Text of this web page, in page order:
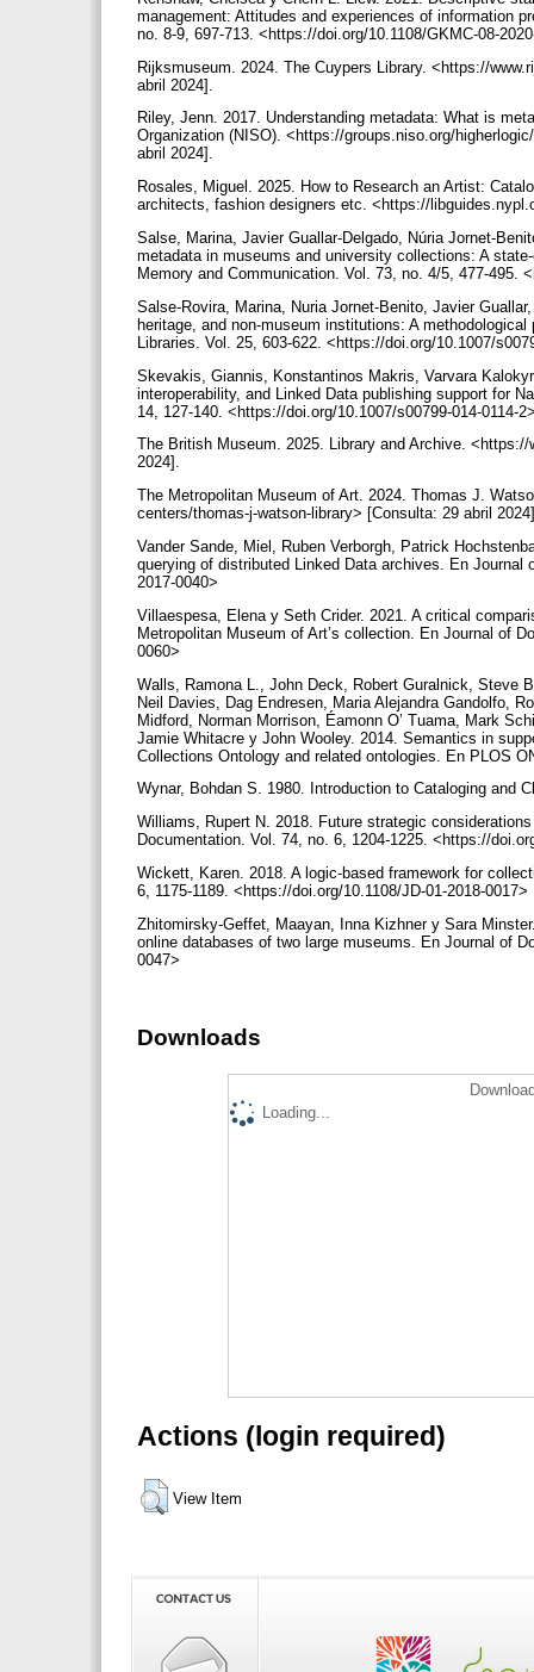
management: Attitudes and experiences of information
no. 8-9, 697-713. <https://doi.org/10.1108/GKMC-08-
Rijksmuseum. 2024. The Cuypers Library. <https://
abril 2024].
Riley, Jenn. 2017. Understanding metadata: What is
Organization (NISO). <https://groups.niso.org/
abril 2024].
Rosales, Miguel. 2025. How to Research an Artist:
architects, fashion designers etc. <https://
Salse, Marina, Javier Guallar-Delgado, Núria Jornet-
metadata in museums and university collections: A
Memory and Communication. Vol. 73, no. 4/5, 477-495.
Salse-Rovira, Marina, Nuria Jornet-Benito, Javier
heritage, and non-museum institutions: A
Libraries. Vol. 25, 603-622. <https://doi.org/10.1007/
Skevakis, Giannis, Konstantinos Makris, Varvara
interoperability, and Linked Data publishing support for
14, 127-140. <https://doi.org/10.1007/s00799-014-0114-
The British Museum. 2025. Library and Archive.
2024].
The Metropolitan Museum of Art. 2024. Thomas J.
centers/thomas-j-watson-library> [Consulta: 29 abril
Vander Sande, Miel, Ruben Verborgh, Patrick
querying of distributed Linked Data archives. En
2017-0040>
Villaespesa, Elena y Seth Crider. 2021. A critical
Metropolitan Museum of Art’s collection. En Journal of
0060>
Walls, Ramona L., John Deck, Robert Guralnick, Steve
Neil Davies, Dag Endresen, Maria Alejandra Gandolfo,
Midford, Norman Morrison, Éamonn O’ Tuama, Mark
Jamie Whitacre y John Wooley. 2014. Semantics in
Collections Ontology and related ontologies. En PLOS
Wynar, Bohdan S. 1980. Introduction to Cataloging and
Williams, Rupert N. 2018. Future strategic
Documentation. Vol. 74, no. 6, 1204-1225. <https://
Wickett, Karen. 2018. A logic-based framework for
6, 1175-1189. <https://doi.org/10.1108/JD-01-2018-0017>
Zhitomirsky-Geffet, Maayan, Inna Kizhner y Sara
online databases of two large museums. En Journal of
0047>
Downloads
Loading...
Actions (login required)
View Item